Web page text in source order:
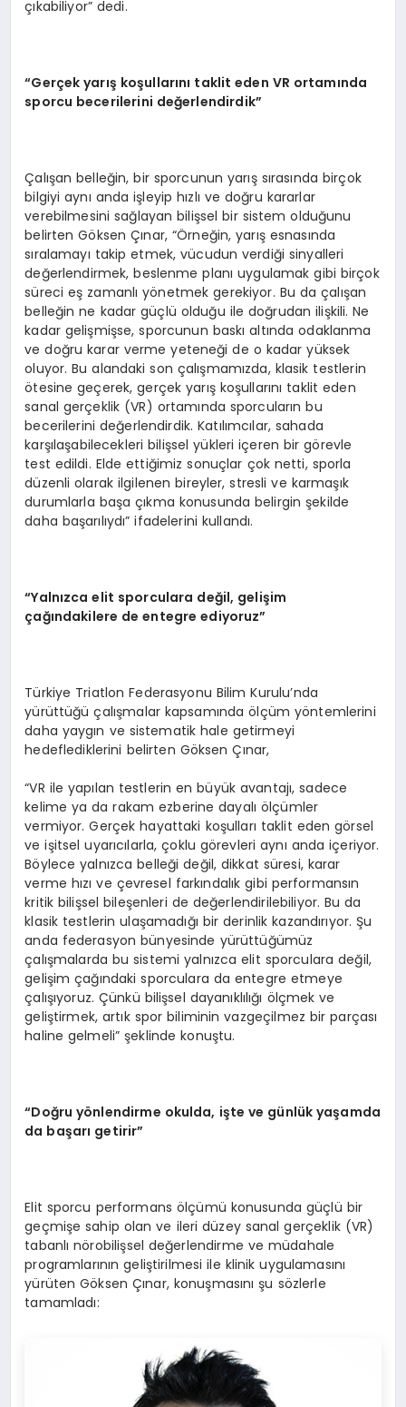
çıkabiliyor” dedi.
“Gerçek yarış koşullarını taklit eden VR ortamında
sporcu becerilerini değerlendirdik”
Çalışan belleğin, bir sporcunun yarış sırasında birçok
bilgiyi aynı anda işleyip hızlı ve doğru kararlar
verebilmesini sağlayan bilişsel bir sistem olduğunu
belirten Göksen Çınar, “Örneğin, yarış esnasında
sıralamayı takip etmek, vücudun verdiği sinyalleri
değerlendirmek, beslenme planı uygulamak gibi birçok
süreci eş zamanlı yönetmek gerekiyor. Bu da çalışan
belleğin ne kadar güçlü olduğu ile doğrudan ilişkili. Ne
kadar gelişmişse, sporcunun baskı altında odaklanma
ve doğru karar verme yeteneği de o kadar yüksek
oluyor. Bu alandaki son çalışmamızda, klasik testlerin
ötesine geçerek, gerçek yarış koşullarını taklit eden
sanal gerçeklik (VR) ortamında sporcuların bu
becerilerini değerlendirdik. Katılımcılar, sahada
karşılaşabilecekleri bilişsel yükleri içeren bir görevle
test edildi. Elde ettiğimiz sonuçlar çok netti, sporla
düzenli olarak ilgilenen bireyler, stresli ve karmaşık
durumlarla başa çıkma konusunda belirgin şekilde
daha başarılıydı” ifadelerini kullandı.
“Yalnızca elit sporculara değil, gelişim
çağındakilere de entegre ediyoruz”
Türkiye Triatlon Federasyonu Bilim Kurulu’nda
yürüttüğü çalışmalar kapsamında ölçüm yöntemlerini
daha yaygın ve sistematik hale getirmeyi
hedeflediklerini belirten Göksen Çınar,
“VR ile yapılan testlerin en büyük avantajı, sadece
kelime ya da rakam ezberine dayalı ölçümler
vermiyor. Gerçek hayattaki koşulları taklit eden görsel
ve işitsel uyarıcılarla, çoklu görevleri aynı anda içeriyor.
Böylece yalnızca belleği değil, dikkat süresi, karar
verme hızı ve çevresel farkındalık gibi performansın
kritik bilişsel bileşenleri de değerlendirilebiliyor. Bu da
klasik testlerin ulaşamadığı bir derinlik kazandırıyor. Şu
anda federasyon bünyesinde yürüttüğümüz
çalışmalarda bu sistemi yalnızca elit sporculara değil,
gelişim çağındaki sporculara da entegre etmeye
çalışıyoruz. Çünkü bilişsel dayanıklılığı ölçmek ve
geliştirmek, artık spor biliminin vazgeçilmez bir parçası
haline gelmeli” şeklinde konuştu.
“Doğru yönlendirme okulda, işte ve günlük yaşamda
da başarı getirir”
Elit sporcu performans ölçümü konusunda güçlü bir
geçmişe sahip olan ve ileri düzey sanal gerçeklik (VR)
tabanlı nörobilişsel değerlendirme ve müdahale
programlarının geliştirilmesi ile klinik uygulamasını
yürüten Göksen Çınar, konuşmasını şu sözlerle
tamamladı: